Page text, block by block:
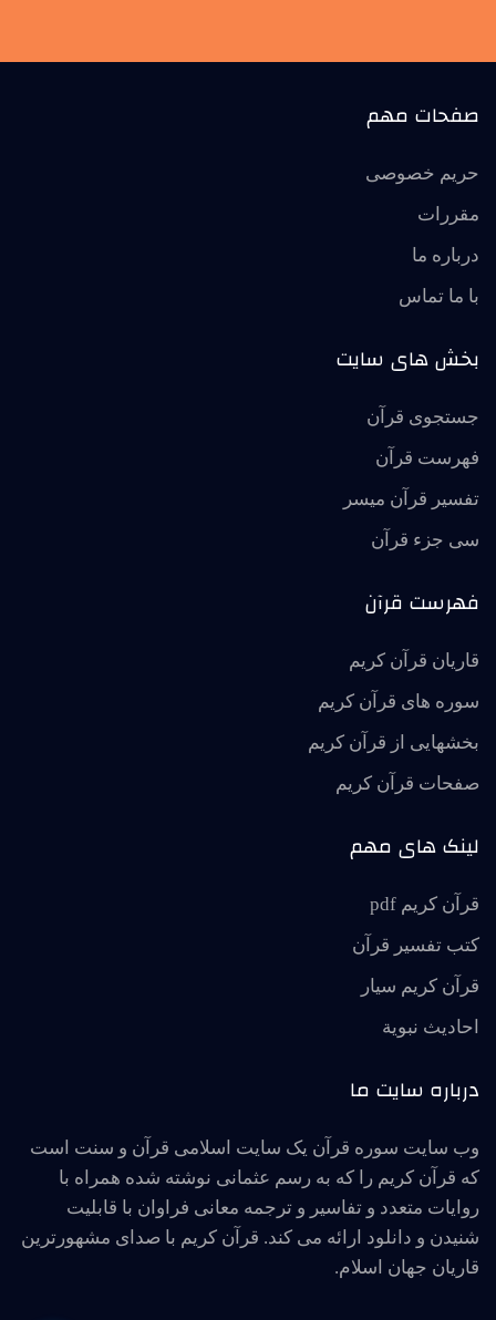
صفحات مهم
حریم خصوصی
مقررات
درباره ما
با ما تماس
بخش های سایت
جستجوی قرآن
فهرست قرآن
تفسير قرآن ميسر
سی جزء قرآن
فهرست قرآن
قاریان قرآن کریم
سوره های قرآن کریم
بخشهایی از قرآن کریم
صفحات قرآن کریم
لینک های مهم
قرآن کریم pdf
کتب تفسیر قرآن
قرآن کریم سیار
احاديث نبوية
درباره سایت ما
وب سایت سوره قرآن یک سایت اسلامی قرآن و سنت است
که قرآن کریم را که به رسم عثمانی نوشته شده همراه با
روایات متعدد و تفاسیر و ترجمه معانی فراوان با قابلیت
شنیدن و دانلود ارائه می کند. قرآن کریم با صدای مشهورترین
قاریان جهان اسلام.